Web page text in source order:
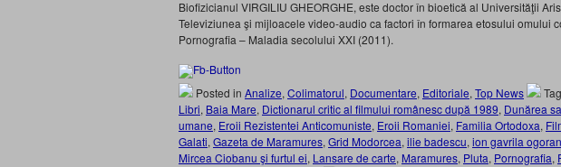
Biofizicianul VIRGILIU GHEORGHE, este doctor în bioetică al Universităţii
Televiziunea şi mijloacele video-audio ca factori în formarea etosului omului
Pornografia – Maladia secolului XXI (2011).
Posted in Analize, Colimatorul, Documentare, Editoriale, Top News
Libri, Baia Mare, Dictionarul critic al filmului românesc după 1989, Dunărea
umane, Eroii Rezistentei Anticomuniste, Eroii Romaniei, Familia Ortodoxa,
Galati, Gazeta de Maramures, Grid Modorcea, ilie badescu, ion gavrila
Mircea Ciobanu şi furtul ei, Lansare de carte, Maramures, Pluta, Pornografia,